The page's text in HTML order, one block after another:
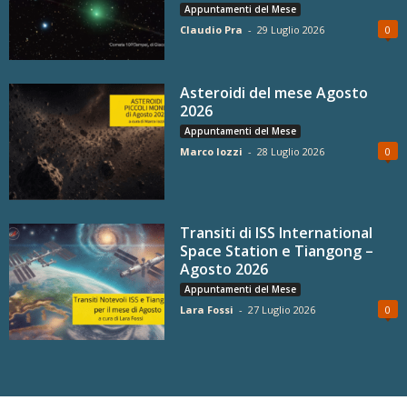
Appuntamenti del Mese
Claudio Pra - 29 Luglio 2026 0
Asteroidi del mese Agosto
2026
Appuntamenti del Mese
Marco Iozzi - 28 Luglio 2026 0
Transiti di ISS International
Space Station e Tiangong –
Agosto 2026
Appuntamenti del Mese
Lara Fossi - 27 Luglio 2026 0